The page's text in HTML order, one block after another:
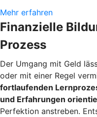
Mehr erfahren
Finanzielle
Prozess
Der Umgang mit Geld
oder mit einer Regel
fortlaufenden
und Erfahrungen
Perfektion anstreben.